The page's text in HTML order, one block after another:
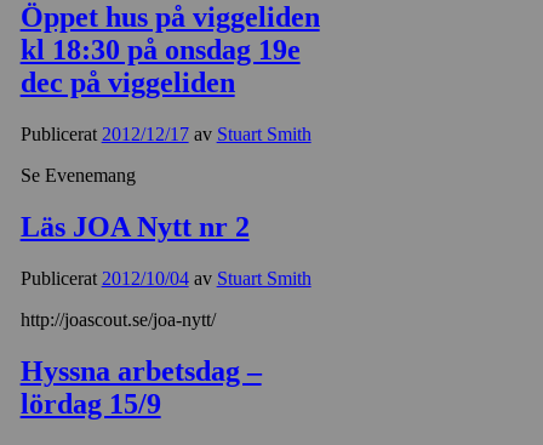
Öppet hus på viggeliden
kl 18:30 på onsdag 19e
dec på viggeliden
Publicerat 2012/12/17 av Stuart Smith
Se Evenemang
Läs JOA Nytt nr 2
Publicerat 2012/10/04 av Stuart Smith
http://joascout.se/joa-nytt/
Hyssna arbetsdag –
lördag 15/9